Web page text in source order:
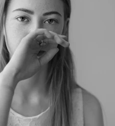
смени на настроението
терапевт етични норми
първа консултация